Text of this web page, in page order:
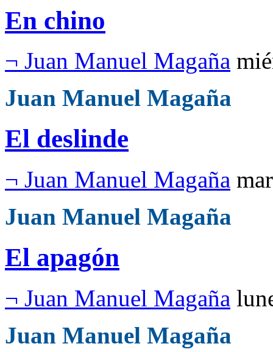
En chino
¬ Juan Manuel Magaña
Juan Manuel Magaña
El deslinde
¬ Juan Manuel Magaña
Juan Manuel Magaña
El apagón
¬ Juan Manuel Magaña
Juan Manuel Magaña